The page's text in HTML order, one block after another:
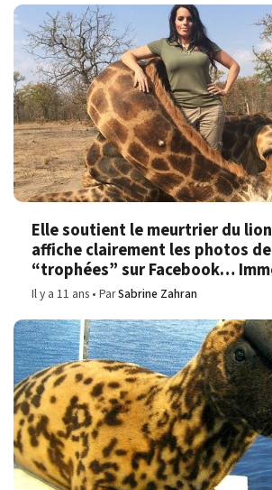
Elle soutient le meurtrier du
affiche clairement les photos
“trophées” sur Facebook…
Il y a 11 ans ParSabrine Zahran